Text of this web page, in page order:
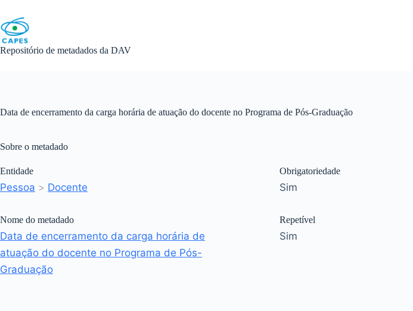
content
Repositório de metadados da DAV
Data de encerramento da carga horária de atuação do docente no Programa de Pós-Graduação
Sobre o metadado
Entidade
Pessoa > Docente
Nome do metadado
Data de encerramento da carga horária de
atuação do docente no Programa de Pós-
Graduação
Obrigatoriedade
Sim
Repetível
Sim